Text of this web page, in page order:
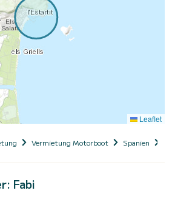
Leaflet
Vermietung Motorboot Spanien
Fabi